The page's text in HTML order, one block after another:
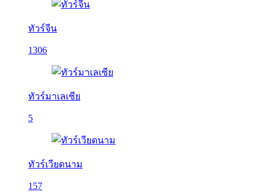
ทัวร์จีน
1306
ทัวร์มาเลเซีย
5
ทัวร์เวียดนาม
157